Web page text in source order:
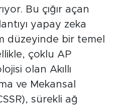
Bu çığır açan
yapay zeka
düzeyinde bir temel
çoklu AP
olan Akıllı
ve Mekansal
sürekli ağ